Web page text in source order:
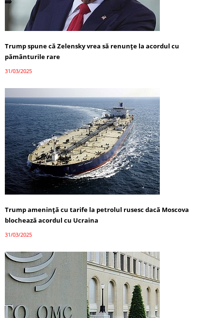
Trump spune că Zelensky vrea să renunțe la acordul cu
pământurile rare
31/03/2025
Trump amenință cu tarife la petrolul rusesc dacă Moscova
blochează acordul cu Ucraina
31/03/2025